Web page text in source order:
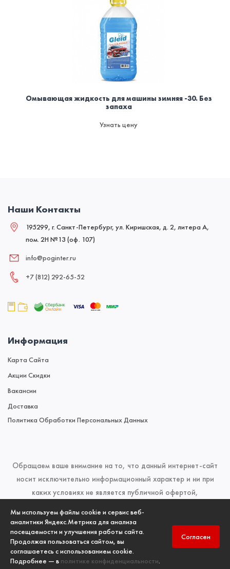
Мы используем файлы cookie и сервис веб-
аналитики Яндекс.Метрика для анализа
посещаемости и улучшения работы сайта.
Продолжая пользоваться сайтом, вы
соглашаетесь с использованием cookie.
Подробнее — в политике конфиденциальности.
Согласен
Омывающая жидкость для машины зимняя -30. Без
запаха
Узнать цену
Наши Контакты
195299, г. Санкт-Петербург, ул. Киришская, д. 2, литера А,
пом. 2Н №13 (оф. 107)
info@poginter.ru
+7 (812) 292‑65‑52
Информация
Карта Сайта
Акции Скидки
Вакансии
Доставка
Политика Обработки Персональных Данных
Обращаем ваше внимание на то, что данный интернет-сайт
носит исключительно информационный характер и ни при
каких условиях не является публичной офертой,
кодекса Российской Федерации. Для получения подробной
информации о наличии и стоимости указанных товаров и
(или) услуг, пожалуйста, обращайтесь к менеджерам отдела
продаж по телефонам, указанным в разделе